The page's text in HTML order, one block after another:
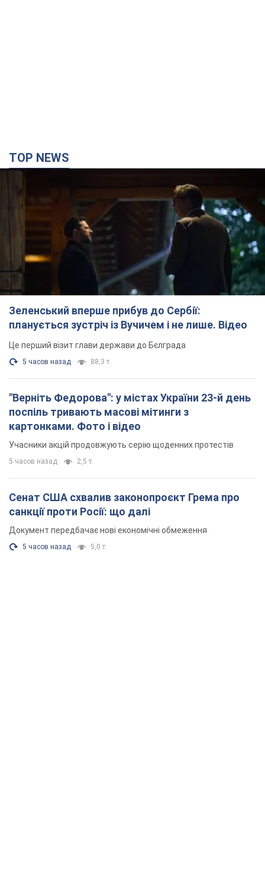
TOP NEWS
Зеленський вперше прибув до Сербії:
планується зустріч із Вучичем і не лише. Відео
Це перший візит глави держави до Бєлграда
5 часов назад 88,3 т.
"Верніть Федорова": у містах України 23-й день
поспіль тривають масові мітинги з
картонками. Фото і відео
Учасники акцій продовжують серію щоденних протестів
5 часов назад 2,5 т.
Сенат США схвалив законопроєкт Грема про
санкції проти Росії: що далі
Документ передбачає нові економічні обмеження
5 часов назад 5,0 т.